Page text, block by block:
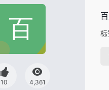
10 4,361
标